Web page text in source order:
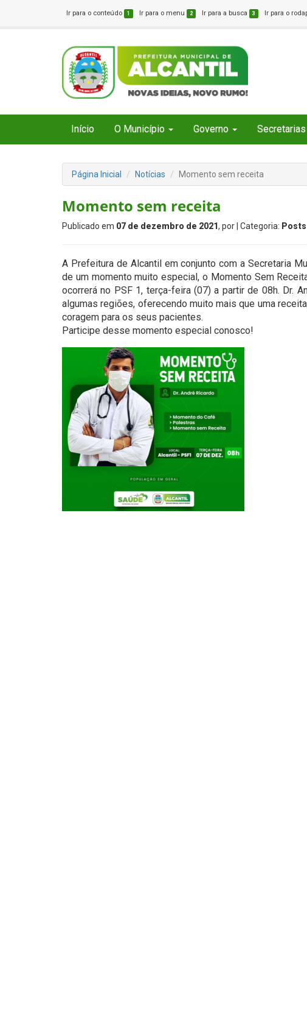
Ir para o conteúdo 1 Ir para o menu 2 Ir para a busca 3 Ir para o
Início O Município Governo Secretarias
Página Inicial Notícias Momento sem receita
Momento sem receita
Publicado em 07 de dezembro de 2021, por | Categoria: Posts
A Prefeitura de Alcantil em conjunto com a Secretaria
de um momento muito especial, o Momento Sem
ocorrerá no PSF 1, terça-feira (07) a partir de 08h. Dr.
algumas regiões, oferecendo muito mais que uma
coragem para os seus pacientes.
Participe desse momento especial conosco!